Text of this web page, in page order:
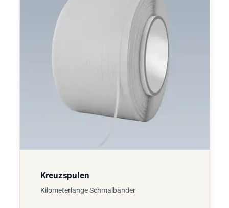
Kreuzspulen
Kilometerlange Schmalbänder